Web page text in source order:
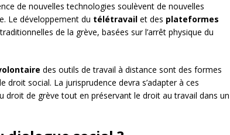
de nouvelles technologies soulèvent de nouvelles
Le développement du télétravail et des plateformes
de la grève, basées sur l’arrêt physique du
des outils de travail à distance sont des formes
social. La jurisprudence devra s’adapter à ces
droit de grève tout en préservant le droit au travail dans un